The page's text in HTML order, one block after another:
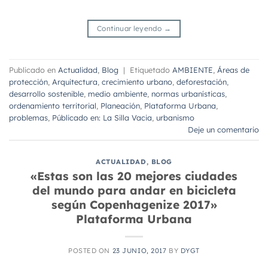
Continuar leyendo →
Publicado en Actualidad Blog | Etiquetado AMBIENTE Áreas de
protección Arquitectura crecimiento urbano deforestación
desarrollo sostenible medio ambiente normas urbanísticas
ordenamiento territorial Planeación Plataforma Urbana
problemas Públicado en: La Silla Vacia urbanismo
Deje un comentario
ACTUALIDAD, BLOG
«Estas son las 20 mejores ciudades
del mundo para andar en bicicleta
según Copenhagenize 2017»
Plataforma Urbana
POSTED ON 23 JUNIO, 2017 BY DYGT